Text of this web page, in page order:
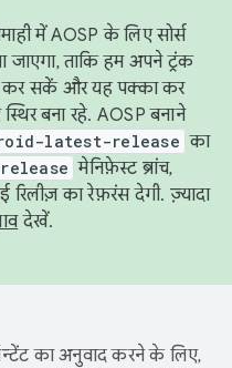
में AOSP के लिए सोर्स
ताकि हम अपने ट्रंक
कर सकें और यह पक्का कर
बना रहे. AOSP बनाने
latest-release का
मेनिफ़ेस्ट ब्रांच,
का रेफ़रंस देगी. ज़्यादा
देखें.
का अनुवाद करने के लिए,